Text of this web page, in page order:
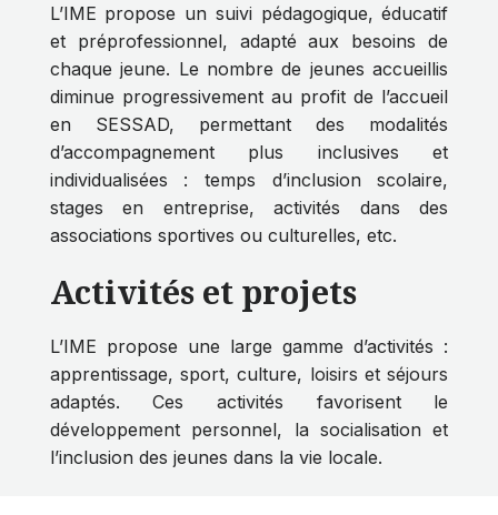
L’IME propose un suivi pédagogique, éducatif
et préprofessionnel, adapté aux besoins de
chaque jeune. Le nombre de jeunes accueillis
diminue progressivement au profit de l’accueil
en SESSAD, permettant des modalités
d’accompagnement plus inclusives et
individualisées : temps d’inclusion scolaire,
stages en entreprise, activités dans des
associations sportives ou culturelles, etc.
Activités et projets
L’IME propose une large gamme d’activités :
apprentissage, sport, culture, loisirs et séjours
adaptés. Ces activités favorisent le
développement personnel, la socialisation et
l’inclusion des jeunes dans la vie locale.